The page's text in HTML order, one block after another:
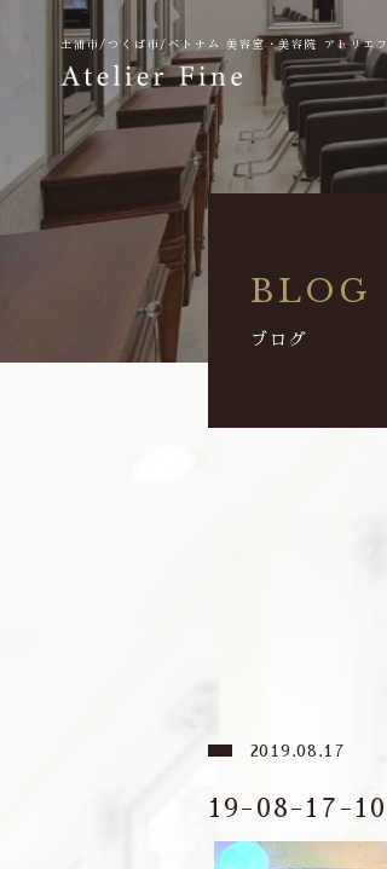
土浦市/つくば市/ベトナム美容室・美容院 アトリエ
BLOG
ブログ
2019.08.17
19-08-17-